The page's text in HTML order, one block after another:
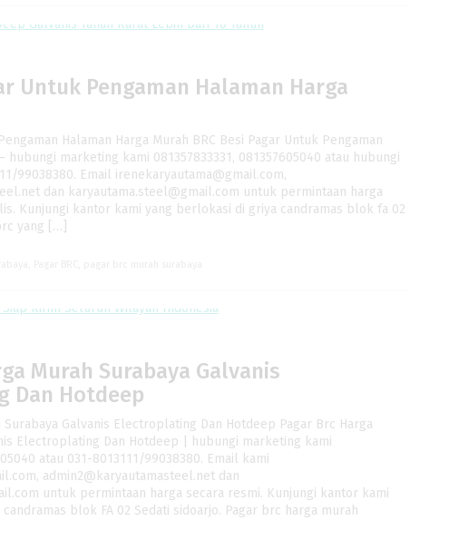
Untuk Pengaman Halaman Harga
Halaman Harga Murah BRC Besi Pagar Untuk Pengaman
hubungi marketing kami 081357833331, 081357605040 atau hubungi
99038380. Email irenekaryautama@gmail.com,
dan karyautama.steel@gmail.com untuk permintaan harga
Kunjungi kantor kami yang berlokasi di griya candramas blok fa 02
yang […]
Murah Surabaya Galvanis
Dan Hotdeep
Surabaya Galvanis Electroplating Dan Hotdeep Pagar Brc Harga
Electroplating Dan Hotdeep | hubungi marketing kami
atau 031-8013111/99038380. Email kami
admin2@karyautamasteel.net dan
untuk permintaan harga secara resmi. Kunjungi kantor kami
blok FA 02 Sedati sidoarjo. Pagar brc harga murah